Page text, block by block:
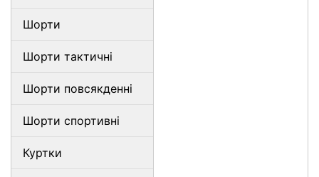
Шорти
Шорти тактичні
Шорти повсякденні
Шорти спортивні
Куртки